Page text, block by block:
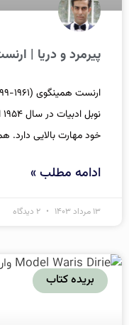
پیرمرد و دریا |
خود مهارت بالایی دارد.
ادامه مطلب »
۱۳ مرداد ۱۴۰۳
بریده کتاب